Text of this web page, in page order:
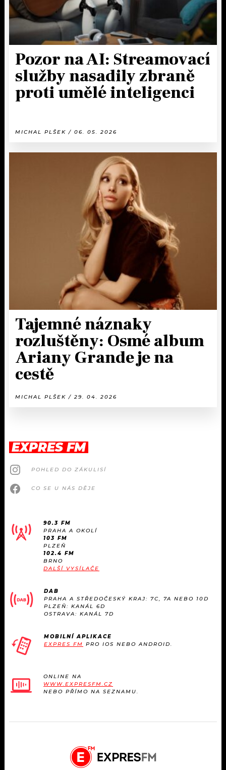
Pozor na AI: Streamovací
služby nasadily zbraně
proti umělé inteligenci
MICHAL PLŠEK / 06. 05. 2026
Tajemné náznaky
rozluštěny: Osmé album
Ariany Grande je na
cestě
MICHAL PLŠEK / 29. 04. 2026
EXPRES FM
POHLED DO ZÁKULISÍ
CO SE U NÁS DĚJE
90.3 FM
PRAHA A OKOLÍ
103 FM
PLZEŇ
102.4 FM
BRNO
DALŠÍ VYSÍLAČE
DAB
PRAHA A STŘEDOČESKÝ KRAJ: 7C, 7A NEBO 10D
PLZEŇ: KANÁL 6D
OSTRAVA: KANÁL 7D
MOBILNÍ APLIKACE
EXPRES FM PRO IOS NEBO ANDROID.
ONLINE NA
WWW.EXPRESFM.CZ
NEBO PŘÍMO NA SEZNAMU.